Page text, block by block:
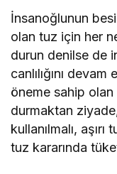
İnsanoğlunun
olan tuz için her
durun denilse de
canlılığını
öneme sahip
durmaktan
kullanılmalı,
tuz kararında